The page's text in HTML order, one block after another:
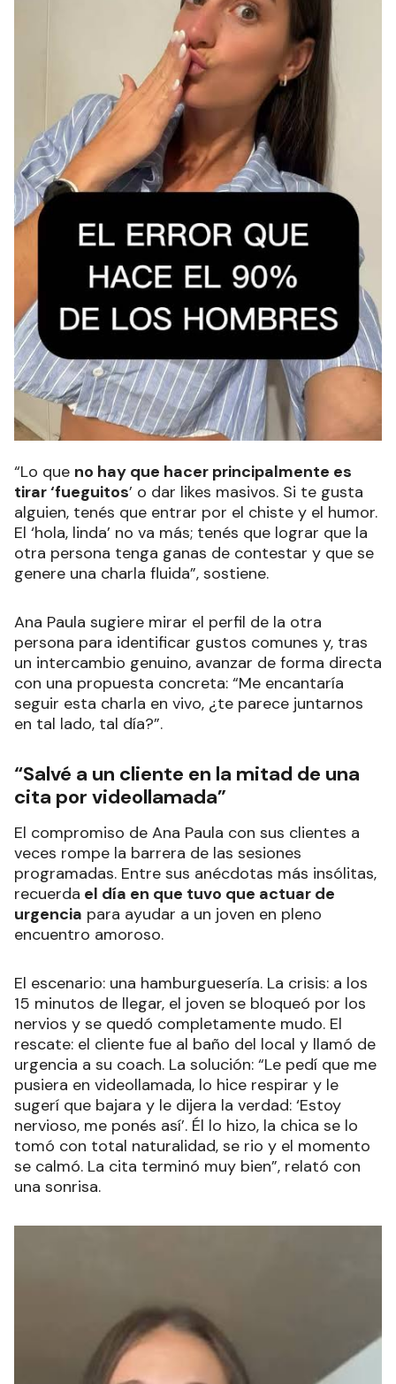
“Lo que no hay que hacer principalmente es
tirar ‘fueguitos’ o dar likes masivos. Si te gusta
alguien, tenés que entrar por el chiste y el humor.
El ‘hola, linda’ no va más; tenés que lograr que la
otra persona tenga ganas de contestar y que se
genere una charla fluida”, sostiene.
Ana Paula sugiere mirar el perfil de la otra
persona para identificar gustos comunes y, tras
un intercambio genuino, avanzar de forma directa
con una propuesta concreta: “Me encantaría
seguir esta charla en vivo, ¿te parece juntarnos
en tal lado, tal día?”.
“Salvé a un cliente en la mitad de una
cita por videollamada”
El compromiso de Ana Paula con sus clientes a
veces rompe la barrera de las sesiones
programadas. Entre sus anécdotas más insólitas,
recuerda el día en que tuvo que actuar de
urgencia para ayudar a un joven en pleno
encuentro amoroso.
El escenario: una hamburguesería. La crisis: a los
15 minutos de llegar, el joven se bloqueó por los
nervios y se quedó completamente mudo. El
rescate: el cliente fue al baño del local y llamó de
urgencia a su coach. La solución: “Le pedí que me
pusiera en videollamada, lo hice respirar y le
sugerí que bajara y le dijera la verdad: ‘Estoy
nervioso, me ponés así’. Él lo hizo, la chica se lo
tomó con total naturalidad, se rio y el momento
se calmó. La cita terminó muy bien”, relató con
una sonrisa.